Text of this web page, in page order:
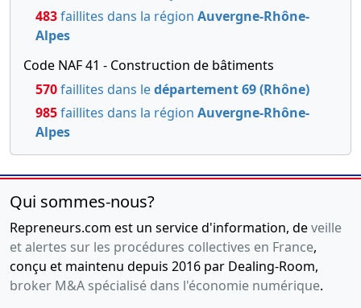
483faillites dans la région Auvergne-Rhône-
Alpes
Code NAF 41 - Construction de bâtiments
570faillites dans ledépartement 69 (Rhône)
985faillites dans la région Auvergne-Rhône-
Alpes
Qui sommes-nous?
Repreneurs.com est un service d'information, deveille
et alertes sur les procédures collectives en France,
conçu et maintenu depuis 2016 par Dealing-Room,
broker M&A spécialisé dans l'économie numérique.